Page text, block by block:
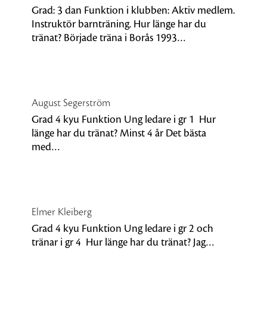
Grad: 3 dan Funktion i klubben: Aktiv medlem.
Instruktör barnträning. Hur länge har du
tränat? Började träna i Borås 1993…
August Segerström
Grad 4 kyu Funktion Ung ledare i gr 1 Hur
länge har du tränat? Minst 4 år Det bästa
med…
Elmer Kleiberg
Grad 4 kyu Funktion Ung ledare i gr 2 och
tränar i gr 4 Hur länge har du tränat? Jag…